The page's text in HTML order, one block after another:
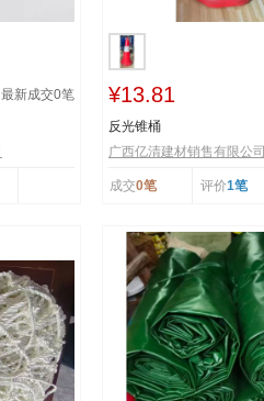
最新成交0笔 ¥13.81
反光锥桶
广西亿清建材销售有限公司
成交0笔 评价1笔